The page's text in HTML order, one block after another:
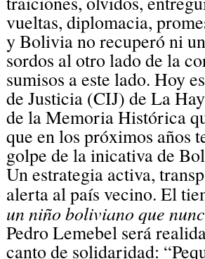
vueltas, diplomacia,
y Bolivia no recuperó ni
sordos al otro lado de la
sumisos a este lado. Hoy
de Justicia (CIJ) de La
de la Memoria Histórica
que en los próximos años
golpe de la inicativa de
Un estrategia activa,
alerta al país vecino. El
un niño boliviano que
Pedro Lemebel será
canto de solidaridad: